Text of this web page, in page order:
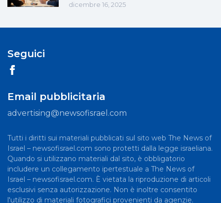
dicembre 16, 2025
Seguici
Email pubblicitaria
advertising@newsofisrael.com
Tutti i diritti sui materiali pubblicati sul sito web The News of
Israel – newsofisrael.com sono protetti dalla legge israeliana.
Quando si utilizzano materiali dal sito, è obbligatorio
includere un collegamento ipertestuale a The News of
Israel – newsofisrael.com. È vietata la riproduzione di articoli
esclusivi senza autorizzazione. Non è inoltre consentito
l'utilizzo di materiali fotografici provenienti da agenzie.